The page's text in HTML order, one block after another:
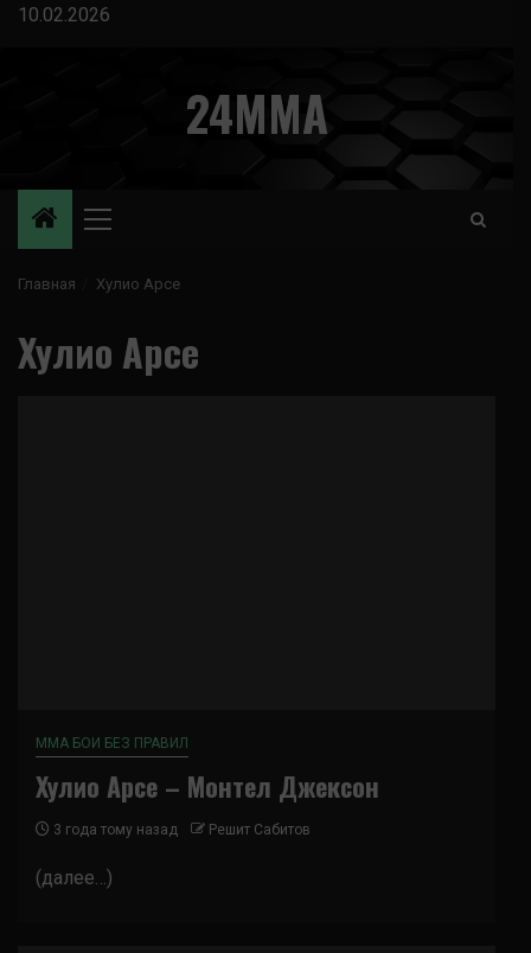
Перейти
10.02.2026
24MMA
Основное
Главная Хулио Арсе
Хулио Арсе
ММА БОИ БЕЗ ПРАВИЛ
Хулио Арсе – Монтел Джексон
3 года тому назад Решит Сабитов
(далее…)